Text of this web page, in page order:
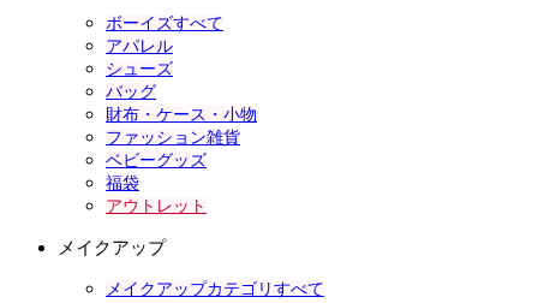
ボーイズすべて
アパレル
シューズ
バッグ
財布・ケース・小物
ファッション雑貨
ベビーグッズ
福袋
アウトレット
メイクアップ
メイクアップカテゴリすべて